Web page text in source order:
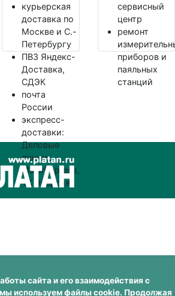
курьерская
доставка по
Москве и С.-
Петербургу
ПВЗ Яндекс-
Доставка,
СДЭК
почта
России
экспресс-
доставки:
Деловые
линии,
MajorExpress,
ТК Энергия
сервисный
центр
ремонт
приборов и
паяльных
станций
сайта и его взаимодействия с
используем файлы cookie. Продолжая